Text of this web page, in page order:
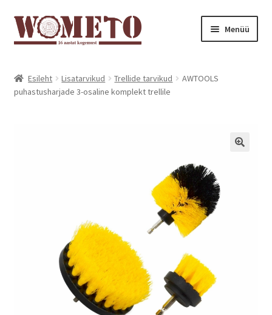
Menüü
Pood
Esileht Lisatarvikud Trellide tarvikud
AWTOOLS
puhastusharjade 3-osaline komplekt trellile